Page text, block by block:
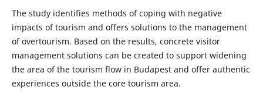
The study identifies methods of coping with negative
impacts of tourism and offers solutions to the management
of overtourism. Based on the results, concrete visitor
management solutions can be created to support widening
the area of the tourism flow in Budapest and offer authentic
experiences outside the core tourism area.